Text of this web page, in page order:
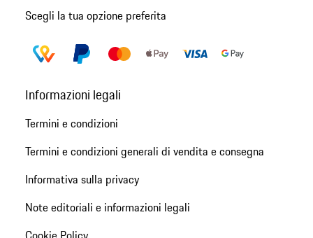
Scegli la tua opzione preferita
Informazioni legali
Termini e condizioni
Termini e condizioni generali di vendita e consegna
Informativa sulla privacy
Note editoriali e informazioni legali